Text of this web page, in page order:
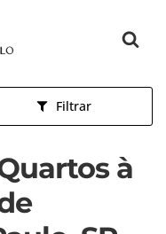
Filtrar
à